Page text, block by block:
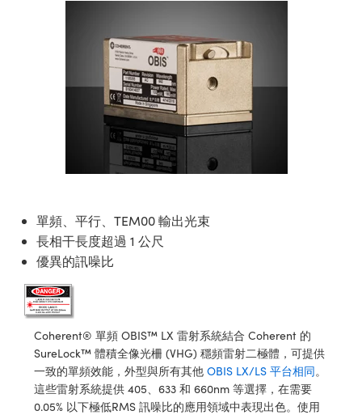
| 繞射光柵
Components | SCHOTT 光
| 光纖
| 雷射光學
| 超快光學
Sputtering) Coated Optics |
濺鍍）鍍膜光學元件
Elements (DOE) | 繞射光
Shaping | 雷射光束整形
| 雷射分光鏡
| 雷射偏光片
| 雷射稜鏡
and Slides | 平臺和滑塊
Objectives | 有限共軛物鏡
| 反射物鏡
Systems| 體視顯微鏡系統
| 顯微鏡濾光片
Lenses | 變焦鏡頭模組
Targets | 顯微鏡標靶
Stage Micrometers | 刻劃板或
| 實驗室和生產線
Lenses for Harsh Environments
and Advanced
| 影視製作和高級攝影
Accessories | 成像鏡頭配件
Cameras | IDS 相機
Labs Cameras™ | Lucid Vision
and Optomechanics |
and Roughness Standards | 表
and Detection
Accessories | UV固化設備
Production
Development Systems
Optical Company
| 清倉照明
and Detection
and Production | 清倉實驗室
| 重新認證相機
| 重新認證照明
and Detection
單頻、平行、TEM00 輸出光束
長相干長度超過 1 公尺
優異的訊噪比
Coherent® 單頻 OBIS™ LX 雷射系統結合 Coherent 的
SureLock™ 體積全像光柵 (VHG) 穩頻雷射二極體，可提供
一致的單頻效能，外型與所有其他 OBIS LX/LS 平台相同。
這些雷射系統提供 405、633 和 660nm 等選擇，在需要
0.05% 以下極低RMS 訊噪比的應用領域中表現出色。使用